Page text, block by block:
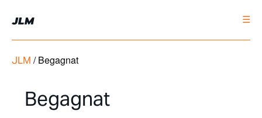
☰
JLM /Begagnat
Begagnat